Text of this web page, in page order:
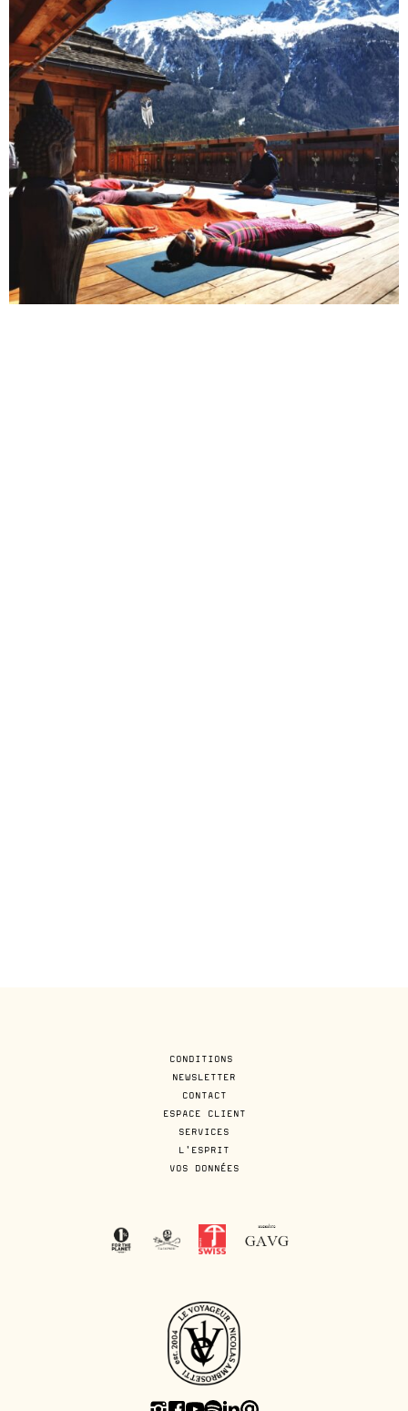
CONDITIONS
NEWSLETTER
CONTACT
ESPACE CLIENT
SERVICES
L'ESPRIT
VOS DONNÉES